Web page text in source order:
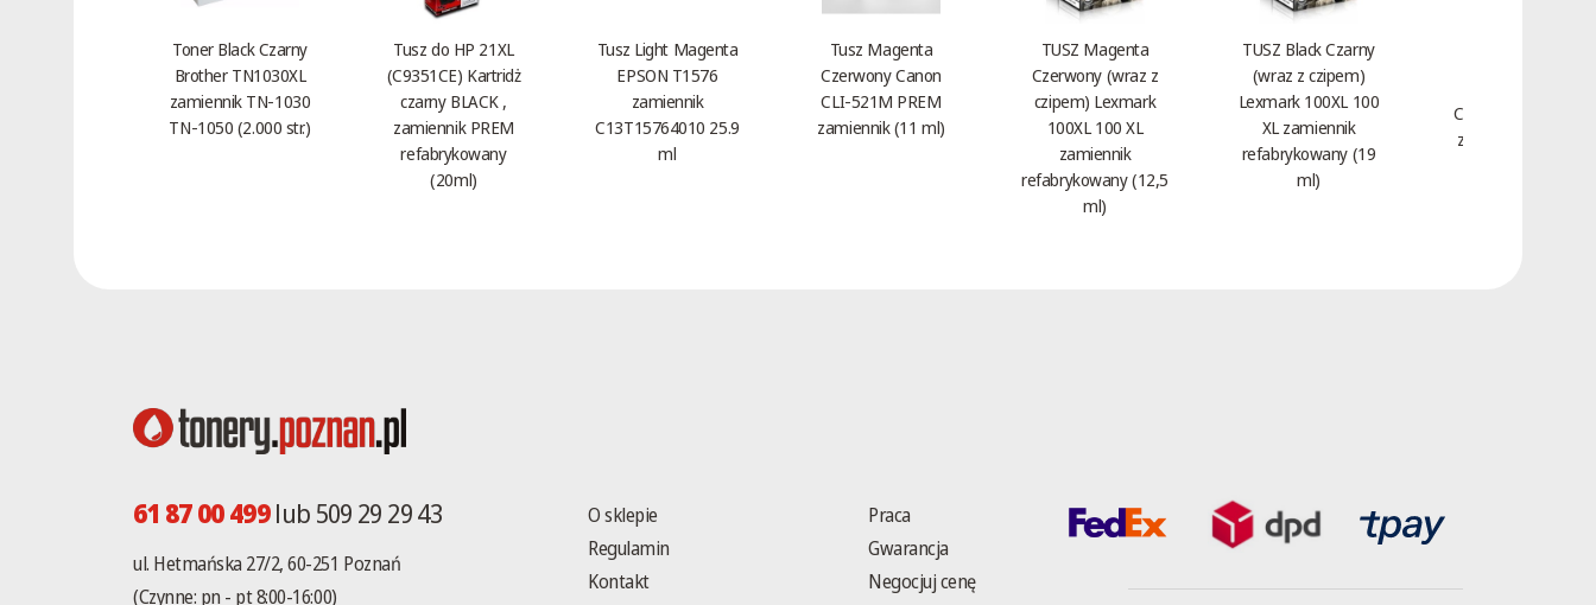
Toner Black Czarny
Brother TN1030XL
zamiennik TN-1030
TN-1050 (2.000 str.)
Tusz do HP 21XL
(C9351CE) Kartridż
czarny BLACK ,
zamiennik PREM
refabrykowany
(20ml)
Tusz Light Magenta
EPSON T1576
zamiennik
C13T15764010 25.9
ml
Tusz Magenta
Czerwony Canon
CLI-521M PREM
zamiennik (11 ml)
TUSZ Magenta
Czerwony (wraz z
czipem) Lexmark
100XL 100 XL
zamiennik
refabrykowany (12,5
ml)
TUSZ Black Czarny
(wraz z czipem)
Lexmark 100XL 100
XL zamiennik
refabrykowany (19
ml)
Czerwony HP 312A
zamiennik CF383A
61 87 00 499lub 509 29 29 43
ul. Hetmańska 27/2, 60-251 Poznań
(Czynne: pn - pt 8:00-16:00)
O sklepie
Regulamin
Kontakt
Praca
Gwarancja
Negocjuj cenę